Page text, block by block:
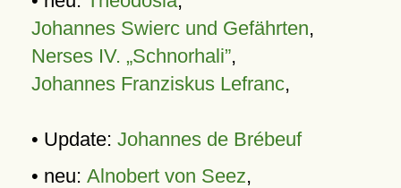
Johannes Swierc und Gefährten,
Nerses IV. „Schnorhali”,
Johannes Franziskus Lefranc,
• Update: Johannes de Brébeuf
• neu: Alnobert von Seez,